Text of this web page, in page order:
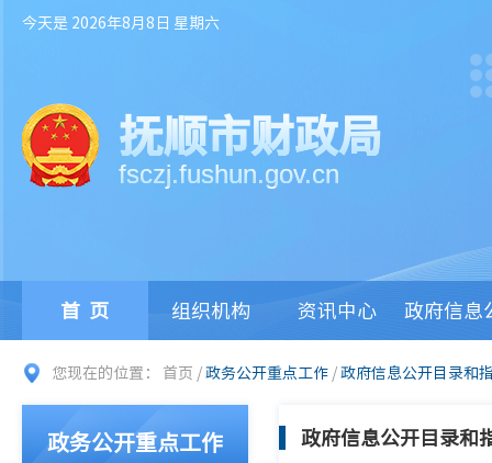
今天是 2026年8月8日 星期六
抚顺市财政局
fsczj.fushun.gov.cn
首页 组织机构 资讯中心 政府信息
您现在的位置： 首页 /政务公开重点工作 /政府信息公开目录和
政务公开重点工作 政府信息公开目录和